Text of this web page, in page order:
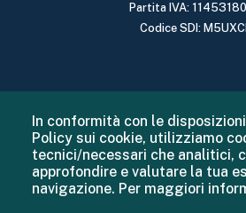
Partita IVA:
Codice SDI:
In conformità con le
Policy sui cookie, utilizziamo
tecnici/necessari che analitici,
approfondire e valutare la tua
navigazione. Per maggiori